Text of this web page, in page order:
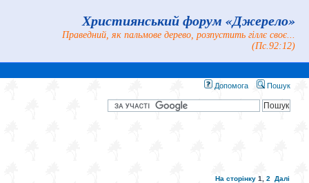
Християнський форум «Джерело»
Праведний, як пальмове дерево, розпустить гіллє своє...
(Пс.92:12)
Допомога Пошук
На сторінку 1 2 Далі